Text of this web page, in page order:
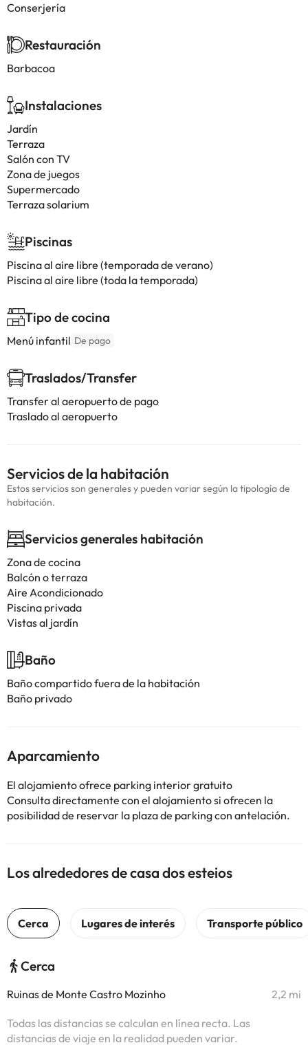
Conserjería
Restauración
Barbacoa
Instalaciones
Jardín
Terraza
Salón con TV
Zona de juegos
Supermercado
Terraza solarium
Piscinas
Piscina al aire libre (temporada de verano)
Piscina al aire libre (toda la temporada)
Tipo de cocina
Menú infantil De pago
Traslados/Transfer
Transfer al aeropuerto de pago
Traslado al aeropuerto
Servicios de la habitación
Estos servicios son generales y pueden variar según la tipología de
habitación.
Servicios generales habitación
Zona de cocina
Balcón o terraza
Aire Acondicionado
Piscina privada
Vistas al jardín
Baño
Baño compartido fuera de la habitación
Baño privado
Aparcamiento
El alojamiento ofrece parking interior gratuito
Consulta directamente con el alojamiento si ofrecen la
posibilidad de reservar la plaza de parking con antelación.
Los alrededores de casa dos esteios
Cerca
Ruinas de Monte Castro Mozinho 2,2 mi
Todas las distancias se calculan en línea recta. Las
distancias de viaje en la realidad pueden variar.